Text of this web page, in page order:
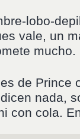
lobo-
vale, un
mucho.
de Prince
nada,
con cola.